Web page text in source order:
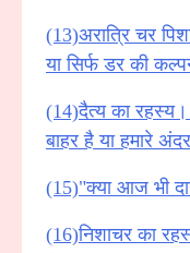
(13)अरात्रि चर
या सिर्फ डर की
(14)दैत्य का रहस्य।
बाहर है या हमारे
(15)"क्या आज भी
(16)निशाचर का